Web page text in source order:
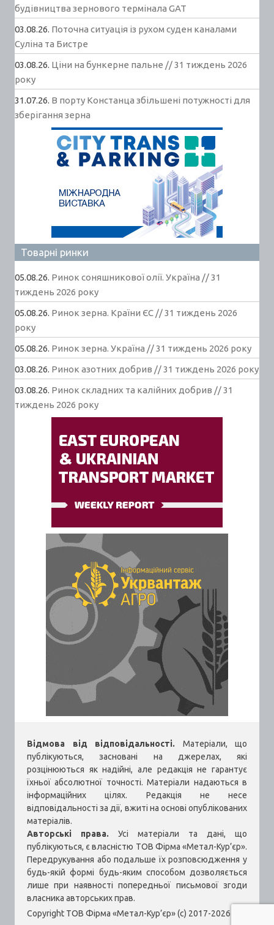
будівництва зернового термінала GAT
03.08.26. Поточна ситуація із рухом суден каналами
Суліна та Бистре
03.08.26. Ціни на бункерне пальне // 31 тиждень 2026
року
31.07.26. В порту Констанца збільшені потужності для
зберігання зерна
Товарні ринки
05.08.26. Ринок соняшникової олії. Україна // 31
тиждень 2026 року
05.08.26. Ринок зерна. Країни ЄС // 31 тиждень 2026
року
05.08.26. Ринок зерна. Україна // 31 тиждень 2026 року
03.08.26. Ринок азотних добрив // 31 тиждень 2026 року
03.08.26. Ринок складних та калійних добрив // 31
тиждень 2026 року
Відмова від відповідальності. Матеріали, що
публікуються, засновані на джерелах, які
розцінюються як надійні, але редакція не гарантує
їхньої абсолютної точності. Матеріали надаються в
інформаційних цілях. Редакція не несе
відповідальності за дії, вжиті на основі опублікованих
матеріалів.
Авторські права. Усі матеріали та дані, що
публікуються, є власністю ТОВ Фірма «Метал-Кур’єр».
Передрукування або подальше їх розповсюдження у
будь-якій формі будь-яким способом дозволяється
лише при наявності попередньої письмової згоди
власника авторських прав.
Copyright ТОВ Фірма «Метал-Кур’єр» (c) 2017-2026